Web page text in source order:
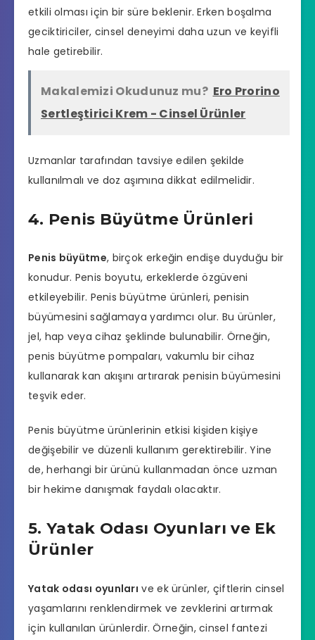
etkili olması için bir süre beklenir. Erken boşalma
geciktiriciler, cinsel deneyimi daha uzun ve keyifli
hale getirebilir.
Makalemizi Okudunuz mu? Ero Prorino
Sertleştirici Krem - Cinsel Ürünler
Uzmanlar tarafından tavsiye edilen şekilde
kullanılmalı ve doz aşımına dikkat edilmelidir.
4. Penis Büyütme Ürünleri
Penis büyütme, birçok erkeğin endişe duyduğu bir
konudur. Penis boyutu, erkeklerde özgüveni
etkileyebilir. Penis büyütme ürünleri, penisin
büyümesini sağlamaya yardımcı olur. Bu ürünler,
jel, hap veya cihaz şeklinde bulunabilir. Örneğin,
penis büyütme pompaları, vakumlu bir cihaz
kullanarak kan akışını artırarak penisin büyümesini
teşvik eder.
Penis büyütme ürünlerinin etkisi kişiden kişiye
değişebilir ve düzenli kullanım gerektirebilir. Yine
de, herhangi bir ürünü kullanmadan önce uzman
bir hekime danışmak faydalı olacaktır.
5. Yatak Odası Oyunları ve Ek
Ürünler
Yatak odası oyunları ve ek ürünler, çiftlerin cinsel
yaşamlarını renklendirmek ve zevklerini artırmak
için kullanılan ürünlerdir. Örneğin, cinsel fantezi